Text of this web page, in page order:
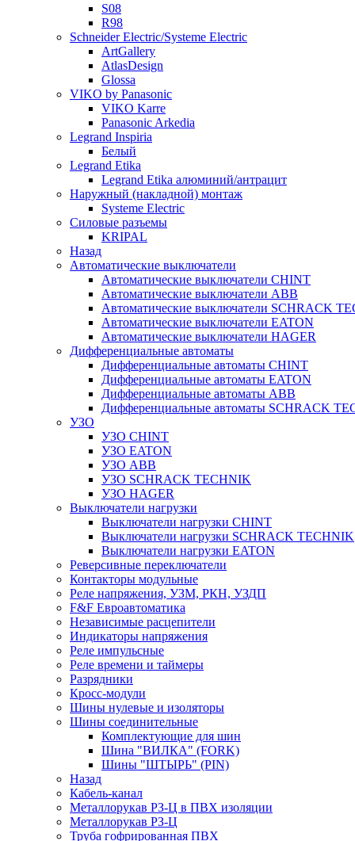
S08
R98
Schneider Electric/Systeme Electric
ArtGallery
AtlasDesign
Glossa
VIKO by Panasonic
VIKO Karre
Panasonic Arkedia
Legrand Inspiria
Белый
Legrand Etika
Legrand Etika алюминий/антрацит
Наружный (накладной) монтаж
Systeme Electric
Силовые разъемы
KRIPAL
Назад
Автоматические выключатели
Автоматические выключатели CHINT
Автоматические выключатели ABB
Автоматические выключатели SCHRACK
Автоматические выключатели EATON
Автоматические выключатели HAGER
Дифференциальные автоматы
Дифференциальные автоматы CHINT
Дифференциальные автоматы EATON
Дифференциальные автоматы ABB
Дифференциальные автоматы SCHRACK
УЗО
УЗО CHINT
УЗО EATON
УЗО ABB
УЗО SCHRACK TECHNIK
УЗО HAGER
Выключатели нагрузки
Выключатели нагрузки CHINT
Выключатели нагрузки SCHRACK TECHNIK
Выключатели нагрузки EATON
Реверсивные переключатели
Контакторы модульные
Реле напряжения, УЗМ, РКН, УЗДП
F&F Евроавтоматика
Независимые расцепители
Индикаторы напряжения
Реле импульсные
Реле времени и таймеры
Разрядники
Кросс-модули
Шины нулевые и изоляторы
Шины соединительные
Комплектующие для шин
Шина "ВИЛКА" (FORK)
Шины "ШТЫРЬ" (PIN)
Назад
Кабель-канал
Металлорукав РЗ-Ц в ПВХ изоляции
Металлорукав РЗ-Ц
Труба гофрированная ПВХ